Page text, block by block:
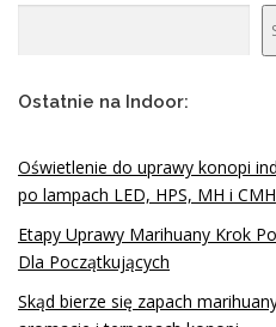
Ostatnie na Indoor:
Oświetlenie do uprawy konopi
po lampach LED, HPS, MH i CMH
Etapy Uprawy Marihuany Krok
Dla Początkujących
Skąd bierze się zapach